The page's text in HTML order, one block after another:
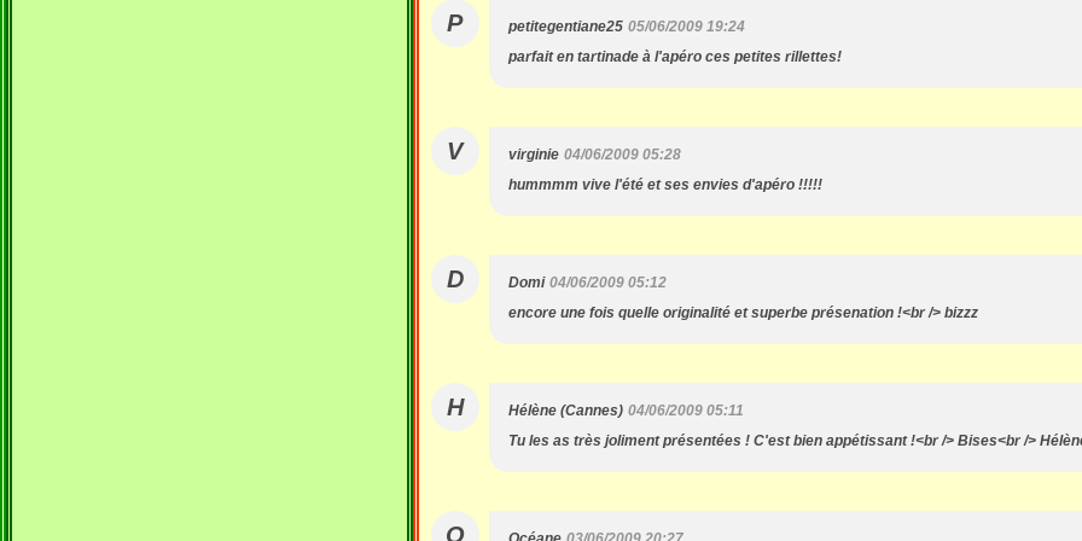
P petitegentiane25 05/06/2009 19:24
parfait en tartinade à l'apéro ces petites rillettes!
V virginie 04/06/2009 05:28
hummmm vive l'été et ses envies d'apéro !!!!!
D Domi 04/06/2009 05:12
encore une fois quelle originalité et superbe présenation !<br /> bizzz
H Hélène (Cannes) 04/06/2009 05:11
Tu les as très joliment présentées ! C'est bien appétissant !<br /> Bises<br />
O